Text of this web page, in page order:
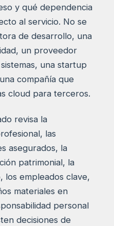
y qué dependencia
al servicio. No se
de desarrollo, una
un proveedor
una startup
compañía que
cloud para terceros.
revisa la
las
asegurados, la
patrimonial, la
los empleados clave,
materiales en
personal
decisiones de